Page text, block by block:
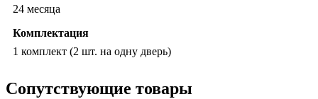
24 месяца
Комплектация
1 комплект (2 шт. на одну дверь)
Сопутствующие товары